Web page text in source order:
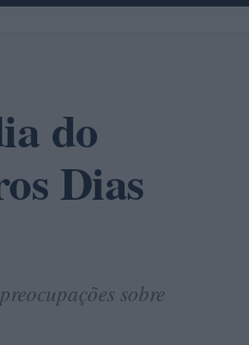
do
Dias
sobre